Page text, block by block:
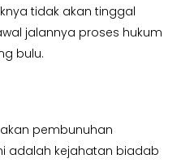
tidak akan tinggal
jalannya proses hukum
bulu.
pembunuhan
adalah kejahatan biadab